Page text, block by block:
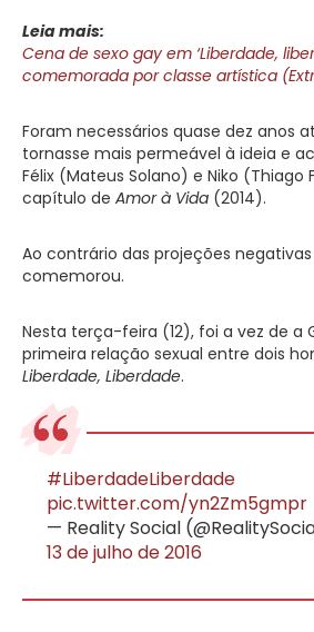
Leia mais:
Cena de sexo gay em ‘Liberdade,
comemorada por classe artística
Foram necessários quase dez anos
tornasse mais permeável à ideia e
Félix (Mateus Solano) e Niko (Thiago
capítulo de Amor à Vida (2014).
Ao contrário das projeções negativas
comemorou.
Nesta terça-feira (12), foi a vez de a
primeira relação sexual entre dois
Liberdade, Liberdade.
#LiberdadeLiberdade
pic.twitter.com/yn2Zm5gmpr
— Reality Social
13 de julho de 2016